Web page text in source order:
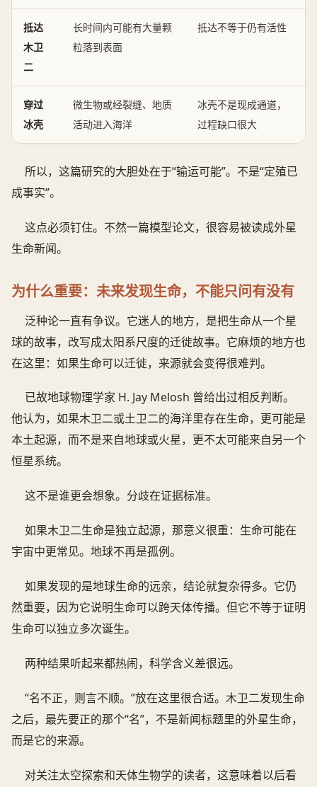
抵达
木卫
二
长时间内可能有大量颗
粒落到表面
抵达不等于仍有活性
穿过
冰壳
微生物或经裂缝、地质
活动进入海洋
冰壳不是现成通道，
过程缺口很大
所以，这篇研究的大胆处在于“输运可能”。不是“定殖已
成事实”。
这点必须钉住。不然一篇模型论文，很容易被读成外星
生命新闻。
为什么重要：未来发现生命，不能只问有没有
泛种论一直有争议。它迷人的地方，是把生命从一个星
球的故事，改写成太阳系尺度的迁徙故事。它麻烦的地方也
在这里：如果生命可以迁徙，来源就会变得很难判。
已故地球物理学家 H. Jay Melosh 曾给出过相反判断。
他认为，如果木卫二或土卫二的海洋里存在生命，更可能是
本土起源，而不是来自地球或火星，更不太可能来自另一个
恒星系统。
这不是谁更会想象。分歧在证据标准。
如果木卫二生命是独立起源，那意义很重：生命可能在
宇宙中更常见。地球不再是孤例。
如果发现的是地球生命的远亲，结论就复杂得多。它仍
然重要，因为它说明生命可以跨天体传播。但它不等于证明
生命可以独立多次诞生。
两种结果听起来都热闹，科学含义差很远。
“名不正，则言不顺。”放在这里很合适。木卫二发现生命
之后，最先要正的那个“名”，不是新闻标题里的外星生命，
而是它的来源。
对关注太空探索和天体生物学的读者，这意味着以后看